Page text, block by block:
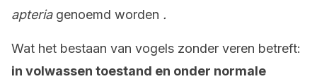
apteria genoemd worden .
Wat het bestaan van vogels zonder veren betreft:
in volwassen toestand en onder normale